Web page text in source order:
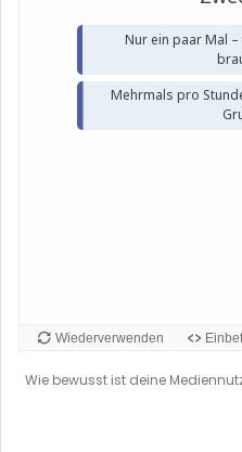
Wie bewusst ist deine